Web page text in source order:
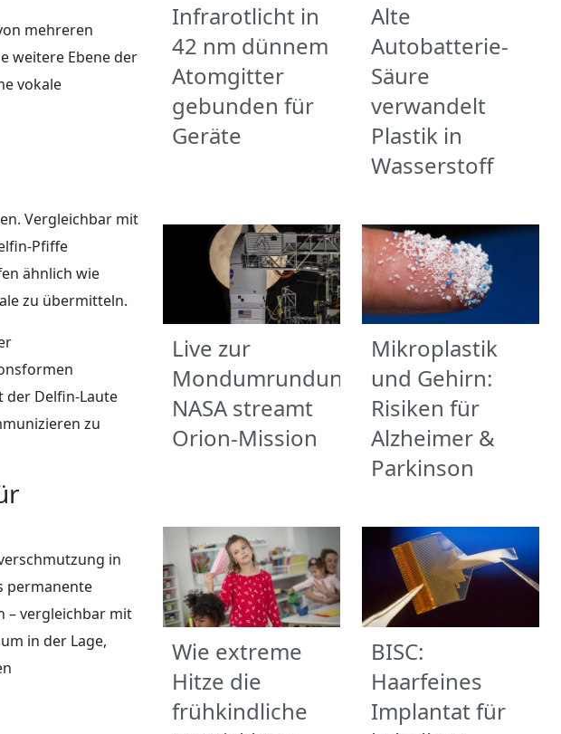
mehreren
weitere Ebene der
vokale
Vergleichbar mit
Pfiffe
ähnlich wie
zu übermitteln.
der Delfin-Laute
zu
in
permanente
– vergleichbar mit
in der Lage,
Infrarotlicht in
42 nm dünnem
Atomgitter
gebunden für
Geräte
Alte
Autobatterie-
Säure
verwandelt
Plastik in
Wasserstoff
Live zur
Mondumrundung:
NASA streamt
Orion-Mission
Mikroplastik
und Gehirn:
Risiken für
Alzheimer &
Parkinson
Wie extreme
Hitze die
frühkindliche
BISC:
Haarfeines
Implantat für